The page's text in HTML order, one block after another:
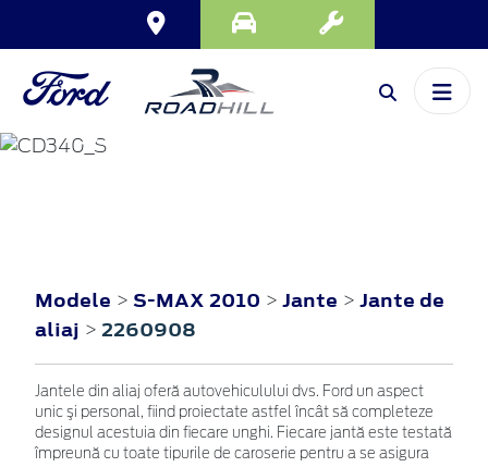
S-MAX
Modele > S-MAX 2010 > Jante > Jante de
aliaj > 2260908
Jantele din aliaj oferă autovehiculului dvs. Ford un aspect
unic şi personal, fiind proiectate astfel încât să completeze
designul acestuia din fiecare unghi. Fiecare jantă este testată
împreună cu toate tipurile de caroserie pentru a se asigura